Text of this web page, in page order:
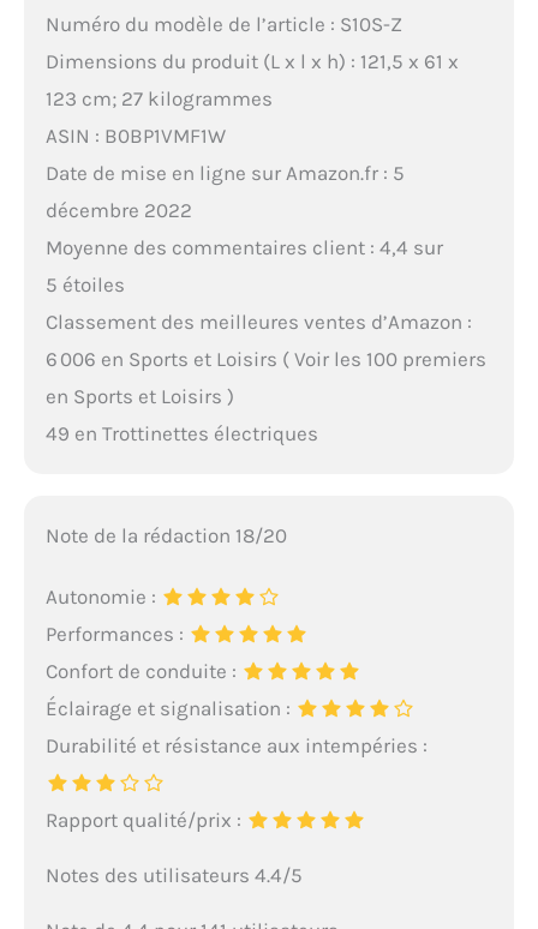
Numéro du modèle de l’article : S10S-Z
Dimensions du produit (L x l x h) : 121,5 x 61 x
123 cm; 27 kilogrammes
ASIN : B0BP1VMF1W
Date de mise en ligne sur Amazon.fr : 5
décembre 2022
Moyenne des commentaires client : 4,4 sur
5 étoiles
Classement des meilleures ventes d’Amazon :
6 006 en Sports et Loisirs ( Voir les 100 premiers
en Sports et Loisirs )
49 en Trottinettes électriques
Note de la rédaction 18/20
Autonomie :
Performances :
Confort de conduite :
Éclairage et signalisation :
Durabilité et résistance aux intempéries :
Rapport qualité/prix :
Notes des utilisateurs 4.4/5